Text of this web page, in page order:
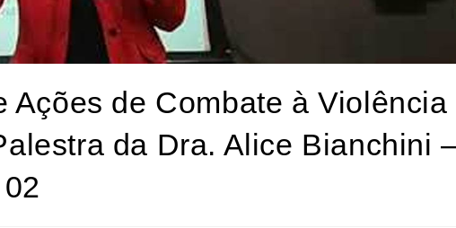
Ações de Combate à Violência
da Dra. Alice Bianchini